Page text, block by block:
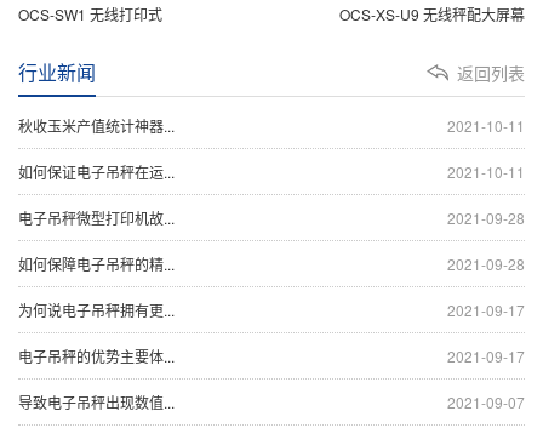
OCS-SW1 无线打印式 OCS-XS-U9 无线秤配大屏幕
返回列表
行业新闻
2021-10-11
秋收玉米产值统计神器...
2021-10-11
如何保证电子吊秤在运...
2021-09-28
电子吊秤微型打印机故...
2021-09-28
如何保障电子吊秤的精...
2021-09-17
为何说电子吊秤拥有更...
2021-09-17
电子吊秤的优势主要体...
2021-09-07
导致电子吊秤出现数值...